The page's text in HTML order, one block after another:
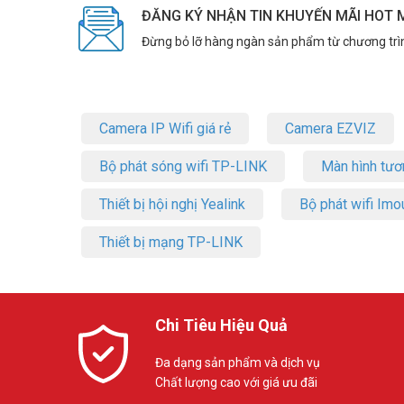
ĐĂNG KÝ NHẬN TIN KHUYẾN MÃI HOT
Đừng bỏ lỡ hàng ngàn sản phẩm từ chương
Camera IP Wifi giá rẻ Camera EZVIZ
Bộ phát sóng wifi TP-LINK Màn hình
Thiết bị hội nghị Yealink Bộ phát wifi
Thiết bị mạng TP-LINK
Chi Tiêu Hiệu Quả
Đa dạng sản phẩm và dịch vụ
Chất lượng cao với giá ưu đãi